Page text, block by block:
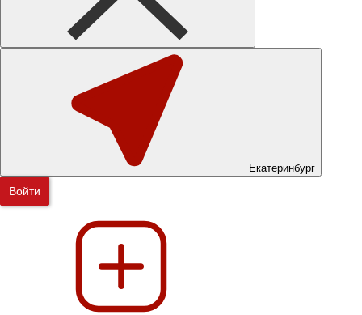
Екатеринбург
Войти